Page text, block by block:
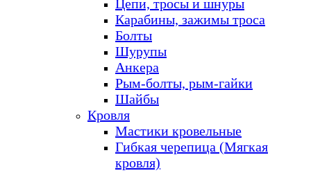
Цепи, тросы и шнуры
Карабины, зажимы троса
Болты
Шурупы
Анкера
Рым-болты, рым-гайки
Шайбы
Кровля
Мастики кровельные
Гибкая черепица (Мягкая
кровля)